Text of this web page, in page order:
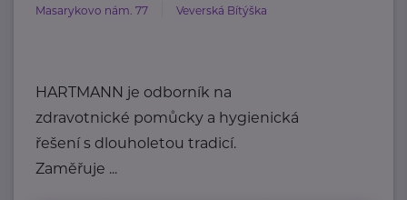
Masarykovo nám. 77 Veverská Bítýška
HARTMANN je odborník na
zdravotnické pomůcky a hygienická
řešení s dlouholetou tradicí.
Zaměřuje ...